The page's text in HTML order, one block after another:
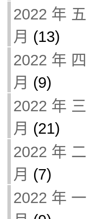
2022 年 五
月 (13)
2022 年 四
月 (9)
2022 年 三
月 (21)
2022 年 二
月 (7)
2022 年 一